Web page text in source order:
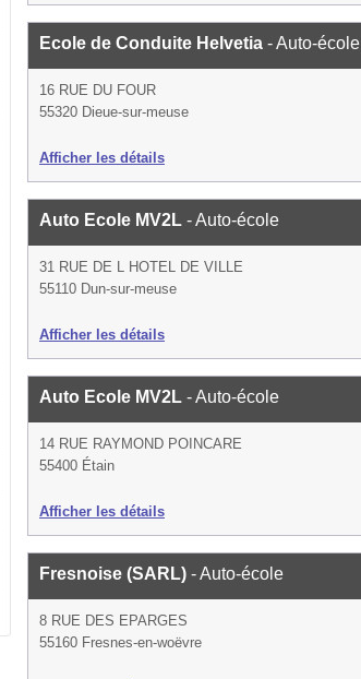
Ecole de Conduite Helvetia - Auto-école
16 RUE DU FOUR
55320 Dieue-sur-meuse
Afficher les détails
Auto Ecole MV2L - Auto-école
31 RUE DE L HOTEL DE VILLE
55110 Dun-sur-meuse
Afficher les détails
Auto Ecole MV2L - Auto-école
14 RUE RAYMOND POINCARE
55400 Étain
Afficher les détails
Fresnoise (SARL) - Auto-école
8 RUE DES EPARGES
55160 Fresnes-en-woëvre